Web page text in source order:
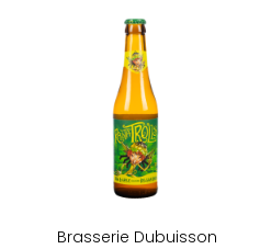
Brasserie Dubuisson